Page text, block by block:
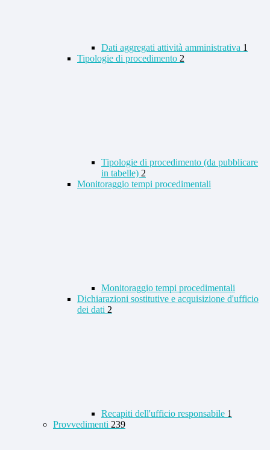
Dati aggregati attività amministrativa 1
Tipologie di procedimento 2
Tipologie di procedimento (da pubblicare
in tabelle) 2
Monitoraggio tempi procedimentali
Monitoraggio tempi procedimentali
Dichiarazioni sostitutive e acquisizione d'ufficio
dei dati 2
Recapiti dell'ufficio responsabile 1
Provvedimenti 239